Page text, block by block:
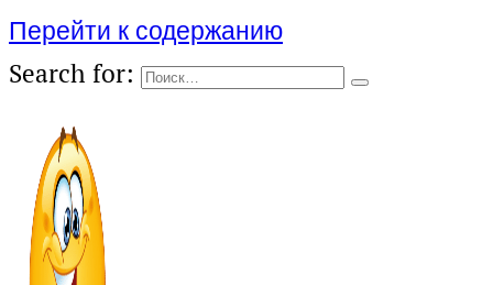
Перейти к содержанию
Search for: